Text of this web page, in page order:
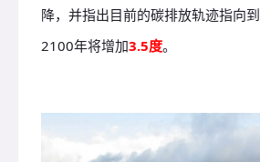
降，并指出目前的碳排放轨迹指向到
2100年将增加3.5度。